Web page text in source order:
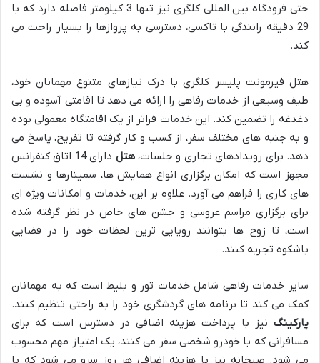
حتی فرودگاه بین المللی کلگری نیز تنها 3 کیلومتر فاصله دارد که با
29 دقیقه رانندگی با تاکسی، دسترسی به پروازها را بسیار راحت می
کند.
هتل فیرمونت پلیسر کلگری با درک نیازهای متنوع مهمانان خود،
طیف وسیعی از خدمات رفاهی را ارائه می دهد تا اقامتی آسوده و بی
دغدغه را تضمین کند. این خدمات فراتر از یک اقامتگاه معمولی بوده
و به جنبه های مختلف سفر، از کسب و کار گرفته تا تفریح، پاسخ می
دهد. برای رویدادهای تجاری و جلسات،هتل
دارای 14 اتاق کنفرانس
مجهز است که امکان برگزاری انواع همایش ها، سمینارها و نشست
های کاری را فراهم می آورد. علاوه بر این، خدمات و امکانات ویژه ای
برای برگزاری مراسم عروسی و جشن های خاص در نظر گرفته شده
است، تا زوج ها بتوانند رویایی ترین لحظات خود را در فضایی
باشکوه تجربه کنند.
سایر خدمات رفاهی شامل خدمات تور و بلیط است که به مهمانان
کمک می کند تا برنامه های گردشگری خود را به راحتی تنظیم کنند.
پارکینگ نیز با پرداخت هزینه اضافی در دسترس است که برای
مسافرانی که با خودرو شخصی سفر می کنند، یک امتیاز مهم محسوب